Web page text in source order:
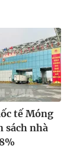
tế Móng
sách nhà